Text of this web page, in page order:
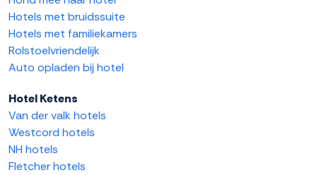
Hotels met bruidssuite
Hotels met familiekamers
Rolstoelvriendelijk
Auto opladen bij hotel
Hotel Ketens
Van der valk hotels
Westcord hotels
NH hotels
Fletcher hotels